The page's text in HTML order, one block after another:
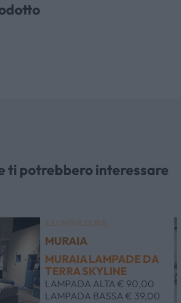
ti potrebbero interessare
ILLUMINAZIONE
MURAIA
MURAIA LAMPADE DA
TERRA SKYLINE
LAMPADA ALTA € 90,00
LAMPADA BASSA € 39,00